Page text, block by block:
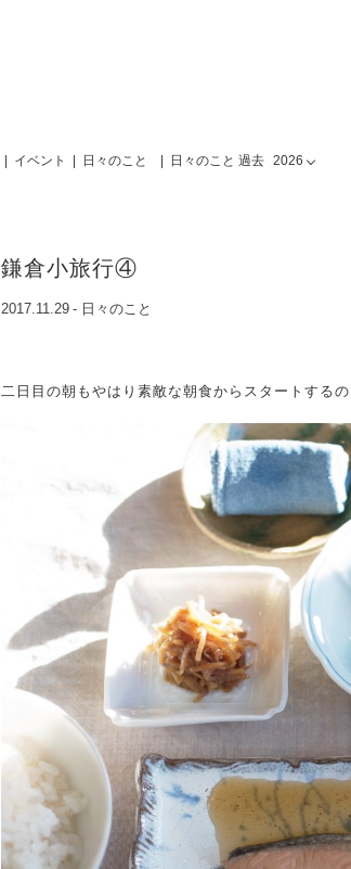
イベント 日々のこと 日々のこと 過去 2026
鎌倉小旅行④
2017.11.29 - 日々のこと
二日目の朝もやはり素敵な朝食からスタートするの